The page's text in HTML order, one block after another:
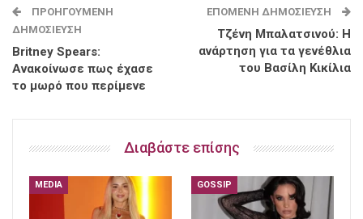
ΠΡΟΗΓΟΎΜΕΝΗ
ΔΗΜΟΣΊΕΥΣΗ
Britney Spears:
Ανακοίνωσε πως έχασε
το μωρό που περίμενε
ΕΠΌΜΕΝΗ ΔΗΜΟΣΊΕΥΣΗ
Τζένη Μπαλατσινού: Η
ανάρτηση για τα γενέθλια
του Βασίλη Κικίλια
Διαβάστε επίσης
MEDIA GOSSIP